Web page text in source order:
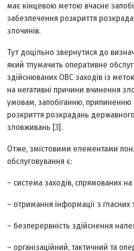
має кінцевою метою вчасне
забезпечення розкриття
злочинів.
Тут доцільно звернутися до
який тлумачить оперативне
здійснюваних ОВС заходів із
на негативні причини вчинення
умовам, запобіганню,
розкриття розкрадань
зловживань [3].
Отже, змістовими елементами
обслуговування є:
– система заходів, спрямованих
– отримання інформації з
– безперервність здійснення
– організаційний, тактичний та